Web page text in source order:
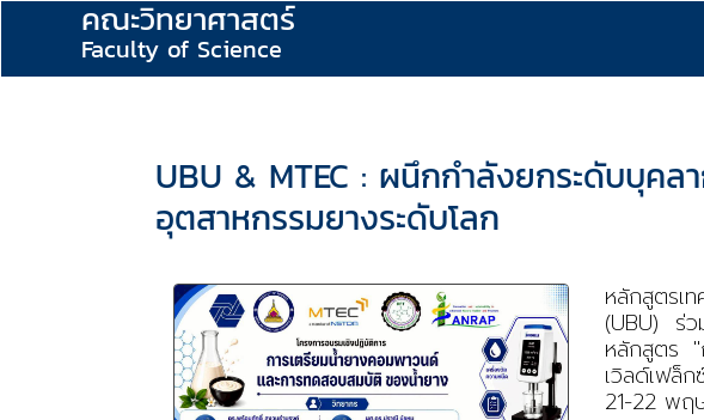
คณะวิทยาศาสตร์
Faculty of Science
UBU & MTEC : ผนึกกำลังยกระดับบุค
อุตสาหกรรมยางระดับโลก
หลักสูตรเ
(UBU) ร่
หลักสูตร "
เวิลด์เฟล็
21-22 พฤ